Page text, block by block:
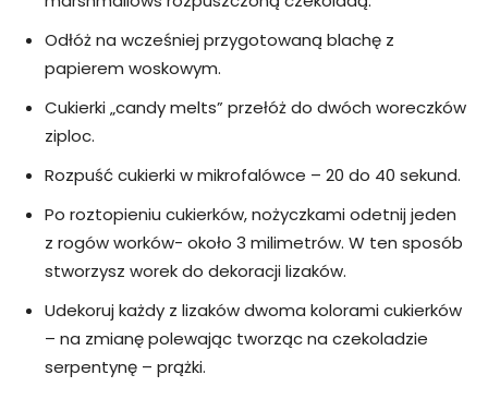
Odłóż na wcześniej przygotowaną blachę z
papierem woskowym.
Cukierki „candy melts” przełóż do dwóch woreczków
ziploc.
Rozpuść cukierki w mikrofalówce – 20 do 40 sekund.
Po roztopieniu cukierków, nożyczkami odetnij jeden
z rogów worków- około 3 milimetrów. W ten sposób
stworzysz worek do dekoracji lizaków.
Udekoruj każdy z lizaków dwoma kolorami cukierków
– na zmianę polewając tworząc na czekoladzie
serpentynę – prążki.